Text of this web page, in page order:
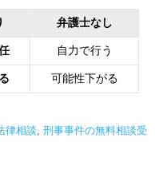
弁護士なし
自力で行う
可能性下がる
律相談
刑事事件の無料相談受